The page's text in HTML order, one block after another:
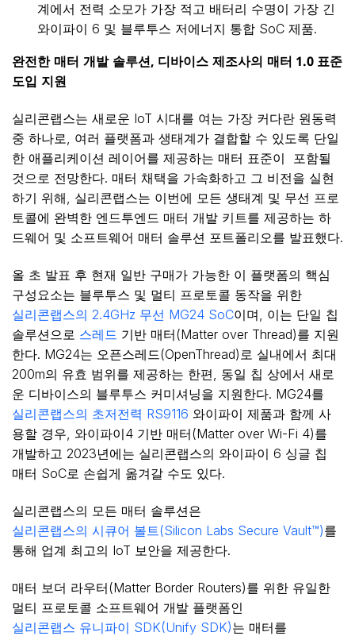
계에서 전력 소모가 가장 적고 배터리 수명이 가장 긴
와이파이 6 및 블루투스 저에너지 통합 SoC 제품.
완전한 매터 개발 솔루션, 디바이스 제조사의 매터 1.0 표준
도입 지원
실리콘랩스는 새로운 IoT 시대를 여는 가장 커다란 원동력
중 하나로, 여러 플랫폼과 생태계가 결합할 수 있도록 단일
한 애플리케이션 레이어를 제공하는 매터 표준이 포함될
것으로 전망한다. 매터 채택을 가속화하고 그 비전을 실현
하기 위해, 실리콘랩스는 이번에 모든 생태계 및 무선 프로
토콜에 완벽한 엔드투엔드 매터 개발 키트를 제공하는 하
드웨어 및 소프트웨어 매터 솔루션 포트폴리오를 발표했다.
올 초 발표 후 현재 일반 구매가 가능한 이 플랫폼의 핵심
구성요소는 블루투스 및 멀티 프로토콜 동작을 위한
실리콘랩스의 2.4GHz 무선 MG24 SoC이며, 이는 단일 칩
솔루션으로 스레드 기반 매터(Matter over Thread)를 지원
한다. MG24는 오픈스레드(OpenThread)로 실내에서 최대
200m의 유효 범위를 제공하는 한편, 동일 칩 상에서 새로
운 디바이스의 블루투스 커미셔닝을 지원한다. MG24를
실리콘랩스의 초저전력 RS9116 와이파이 제품과 함께 사
용할 경우, 와이파이4 기반 매터(Matter over Wi-Fi 4)를
개발하고 2023년에는 실리콘랩스의 와이파이 6 싱글 칩
매터 SoC로 손쉽게 옮겨갈 수도 있다.
실리콘랩스의 모든 매터 솔루션은
실리콘랩스의 시큐어 볼트(Silicon Labs Secure Vault™)를
통해 업계 최고의 IoT 보안을 제공한다.
매터 보더 라우터(Matter Border Routers)를 위한 유일한
멀티 프로토콜 소프트웨어 개발 플랫폼인
실리콘랩스 유니파이 SDK(Unify SDK)는 매터를